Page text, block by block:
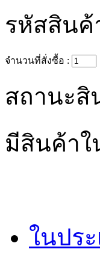
รหัสสินค้
จำนวนที่สั่งซื้อ :
สถานะสิ
มีสินค้าใ
ในปร